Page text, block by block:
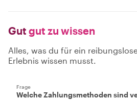
Gut gut zu wissen
Alles, was du für ein
Erlebnis wissen musst.
Frage
Welche Zahlungsmethoden sind